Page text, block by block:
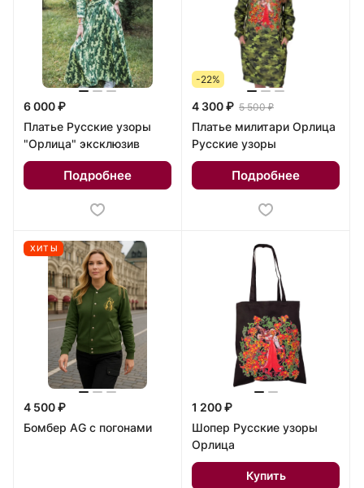
6 000 ₽
Платье Русские узоры
"Орлица" эксклюзив
Подробнее
-22%
4 300 ₽ 5 500 ₽
Платье милитари Орлица
Русские узоры
Подробнее
ХИТЫ
4 500 ₽
Бомбер AG с погонами
1 200 ₽
Шопер Русские узоры
Орлица
Купить